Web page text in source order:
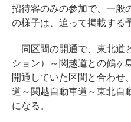
招待客のみの参加で、一般
の様子は、追って掲載する
同区間の開通で、東北道
ション）～関越道との鶴ヶ
開通していた区間と合わせ
道～関越自動車道～東北自
になる。